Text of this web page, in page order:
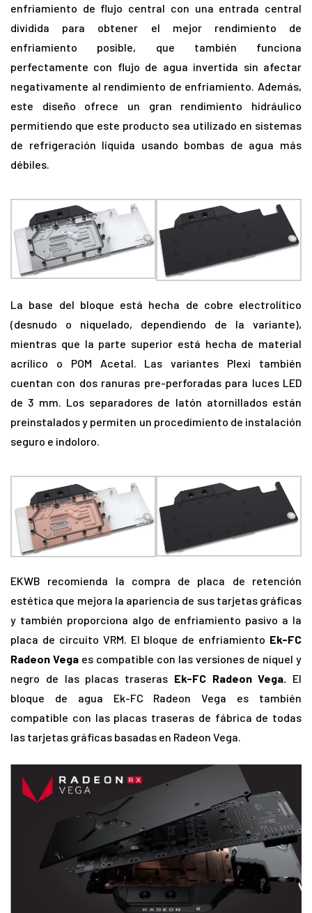
enfriamiento de flujo central con una entrada central
dividida para obtener el mejor rendimiento de
enfriamiento posible, que también funciona
perfectamente con flujo de agua invertida sin afectar
negativamente al rendimiento de enfriamiento. Además,
este diseño ofrece un gran rendimiento hidráulico
permitiendo que este producto sea utilizado en sistemas
de refrigeración líquida usando bombas de agua más
débiles.
La base del bloque está hecha de cobre electrolítico
(desnudo o niquelado, dependiendo de la variante),
mientras que la parte superior está hecha de material
acrílico o POM Acetal. Las variantes Plexi también
cuentan con dos ranuras pre-perforadas para luces LED
de 3 mm. Los separadores de latón atornillados están
preinstalados y permiten un procedimiento de instalación
seguro e indoloro.
EKWB recomienda la compra de placa de retención
estética que mejora la apariencia de sus tarjetas gráficas
y también proporciona algo de enfriamiento pasivo a la
placa de circuito VRM. El bloque de enfriamiento Ek-FC
Radeon Vega es compatible con las versiones de níquel y
negro de las placas traseras Ek-FC Radeon Vega.
El
bloque de agua Ek-FC Radeon Vega es también
compatible con las placas traseras de fábrica de todas
las tarjetas gráficas basadas en Radeon Vega.